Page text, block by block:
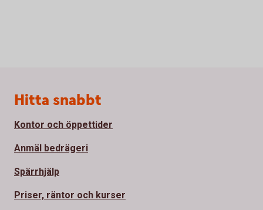
Sidfot
Hitta snabbt
Kontor och öppettider
Anmäl bedrägeri
Spärrhjälp
Priser, räntor och kurser